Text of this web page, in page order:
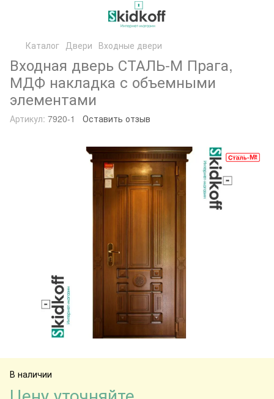
Каталог Двери Входные двери
Входная дверь СТАЛЬ-М Прага,
МДФ накладка с объемными
элементами
Артикул: 7920-1 Оставить отзыв
В наличии